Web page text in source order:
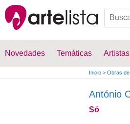
Novedades Temáticas Artistas
Inicio > Obras
António
Só